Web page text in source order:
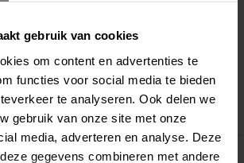
gebruik van cookies
om content en advertenties te
functies voor social media te bieden
te analyseren. Ook delen we
gebruik van onze site met onze
media, adverteren en analyse. Deze
gegevens combineren met andere
met DHL, Budbee of Postnord
-